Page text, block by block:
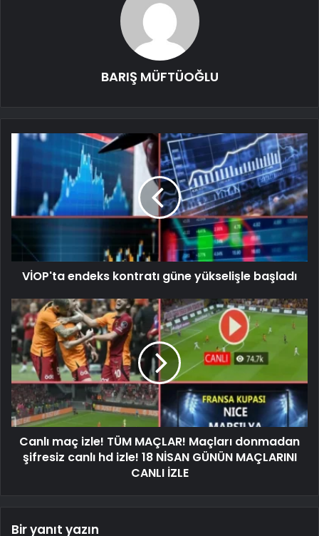
BARIŞ MÜFTÜOĞLU
VİOP'ta endeks kontratı güne yükselişle başladı
Canlı maç izle! TÜM MAÇLAR! Maçları donmadan
şifresiz canlı hd izle! 18 NİSAN GÜNÜN MAÇLARINI
CANLI İZLE
Bir yanıt yazın